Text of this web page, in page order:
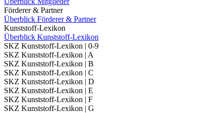
Förderer & Partner
Überblick Förderer & Partner
Kunststoff-Lexikon
Überblick Kunststoff-Lexikon
SKZ Kunststoff-Lexikon | 0-9
SKZ Kunststoff-Lexikon | A
SKZ Kunststoff-Lexikon | B
SKZ Kunststoff-Lexikon | C
SKZ Kunststoff-Lexikon | D
SKZ Kunststoff-Lexikon | E
SKZ Kunststoff-Lexikon | F
SKZ Kunststoff-Lexikon | G